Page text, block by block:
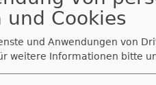
und Cookies
und Anwendungen von
weitere Informationen bitte